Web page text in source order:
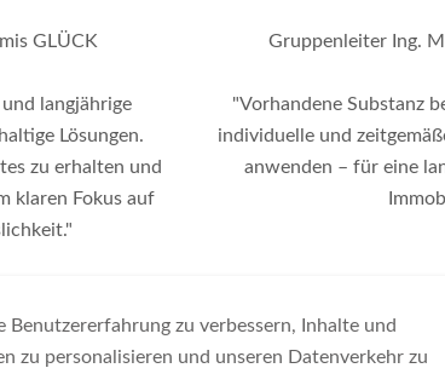
GLÜCK
langjährige
Lösungen.
zu erhalten und
klaren Fokus auf
Gruppenleiter Ing.
"Vorhandene Substanz
individuelle und
anwenden – für eine
REFERENZEN
Benutzererfahrung zu verbessern, Inhalte und
zu personalisieren und unseren Datenverkehr zu